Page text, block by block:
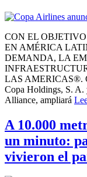
CON EL
EN AMÉRICA
DEMANDA, LA
LAS AMERICAS®.
Copa Holdings, S. A.
Alliance, ampliará
A 10.000
un minuto:
vivieron el